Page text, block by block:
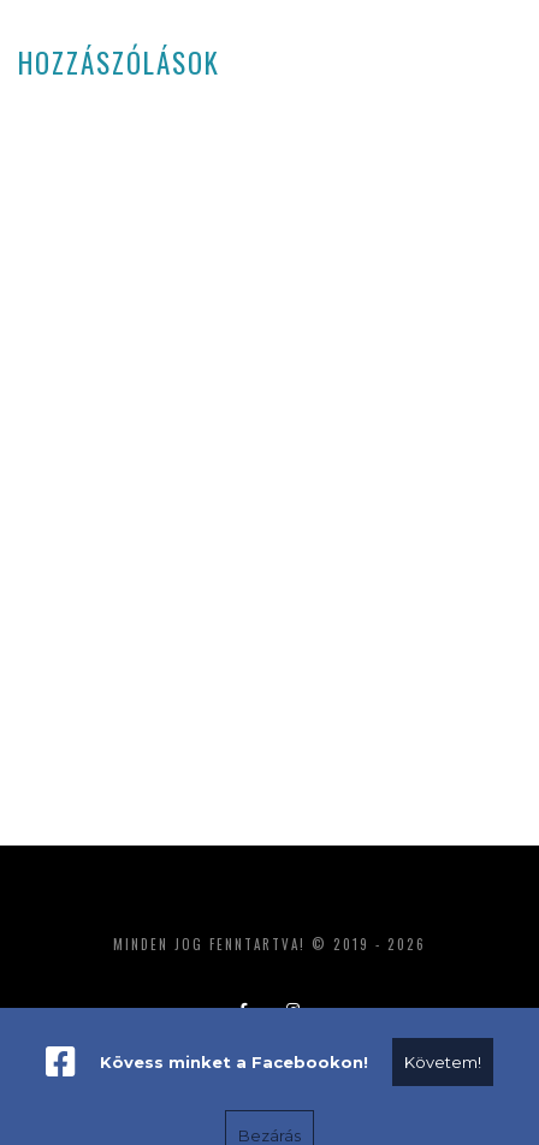
HOZZÁSZÓLÁSOK
MINDEN JOG FENNTARTVA! © 2019 - 2026
ADATKEZELÉS IMPRESSZUM MÉDIAAJÁNLAT
Kövess minket a Facebookon! Követem!
Bezárás